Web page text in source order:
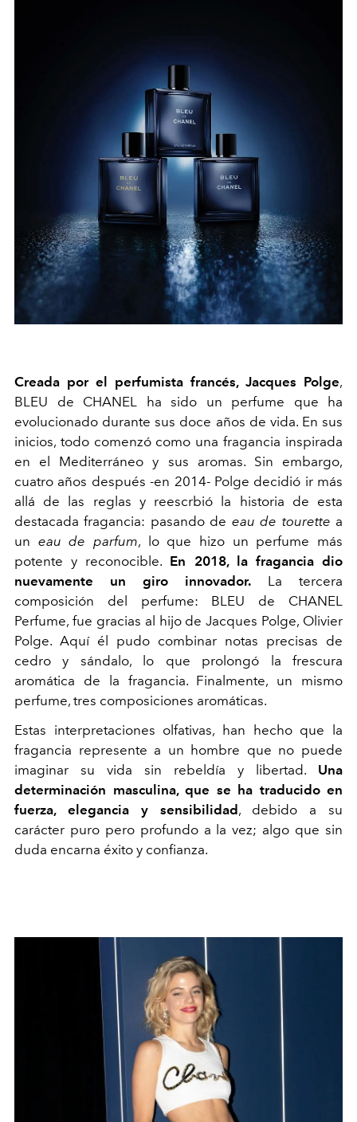
Creada por el perfumista francés, Jacques Polge,
BLEU de CHANEL ha sido un perfume que ha
evolucionado durante sus doce años de vida. En sus
inicios, todo comenzó como una fragancia inspirada
en el Mediterráneo y sus aromas. Sin embargo,
cuatro años después -en 2014- Polge decidió ir más
allá de las reglas y reescrbió la historia de esta
destacada fragancia: pasando de eau de tourette a
un eau de parfum, lo que hizo un perfume más
potente y reconocible. En 2018, la fragancia dio
nuevamente un giro innovador. La tercera
composición del perfume: BLEU de CHANEL
Perfume, fue gracias al hijo de Jacques Polge, Olivier
Polge. Aquí él pudo combinar notas precisas de
cedro y sándalo, lo que prolongó la frescura
aromática de la fragancia. Finalmente, un mismo
perfume, tres composiciones aromáticas.
Estas interpretaciones olfativas, han hecho que la
fragancia represente a un hombre que no puede
imaginar su vida sin rebeldía y libertad. Una
determinación masculina, que se ha traducido en
fuerza, elegancia y sensibilidad , debido a su
carácter puro pero profundo a la vez; algo que sin
duda encarna éxito y confianza.